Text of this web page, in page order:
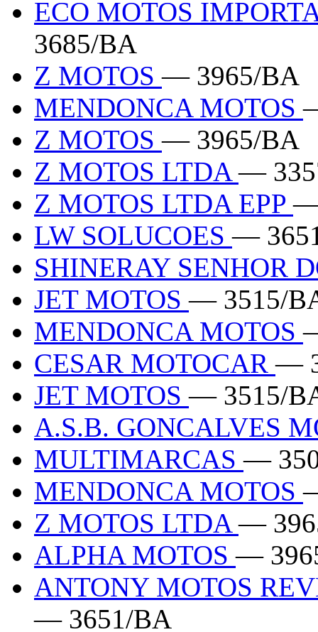
ECO MOTOS
3685/BA
Z MOTOS— 3965/BA
MENDONCA MOTOS
Z MOTOS— 3965/BA
Z MOTOS LTDA—
Z MOTOS LTDA EPP—
LW SOLUCOES—
SHINERAY SENHOR
JET MOTOS— 3515/
MENDONCA MOTOS
CESAR MOTOCAR—
JET MOTOS— 3515/
A.S.B. GONCALVES
MULTIMARCAS—
MENDONCA MOTOS
Z MOTOS LTDA—
ALPHA MOTOS—
ANTONY MOTOS
— 3651/BA